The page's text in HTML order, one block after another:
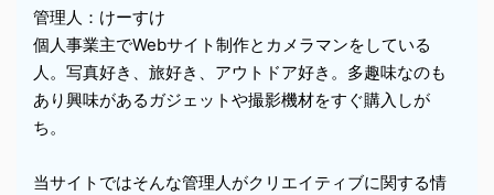
管理人：けーすけ
個人事業主でWebサイト制作とカメラマンをしている
人。写真好き、旅好き、アウトドア好き。多趣味なのも
あり興味があるガジェットや撮影機材をすぐ購入しが
ち。
当サイトではそんな管理人がクリエイティブに関する情